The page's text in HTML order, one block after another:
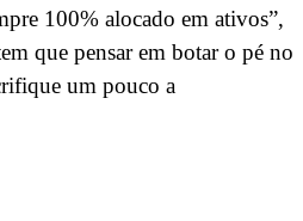
100% alocado em ativos”,
que pensar em botar o pé no
um pouco a